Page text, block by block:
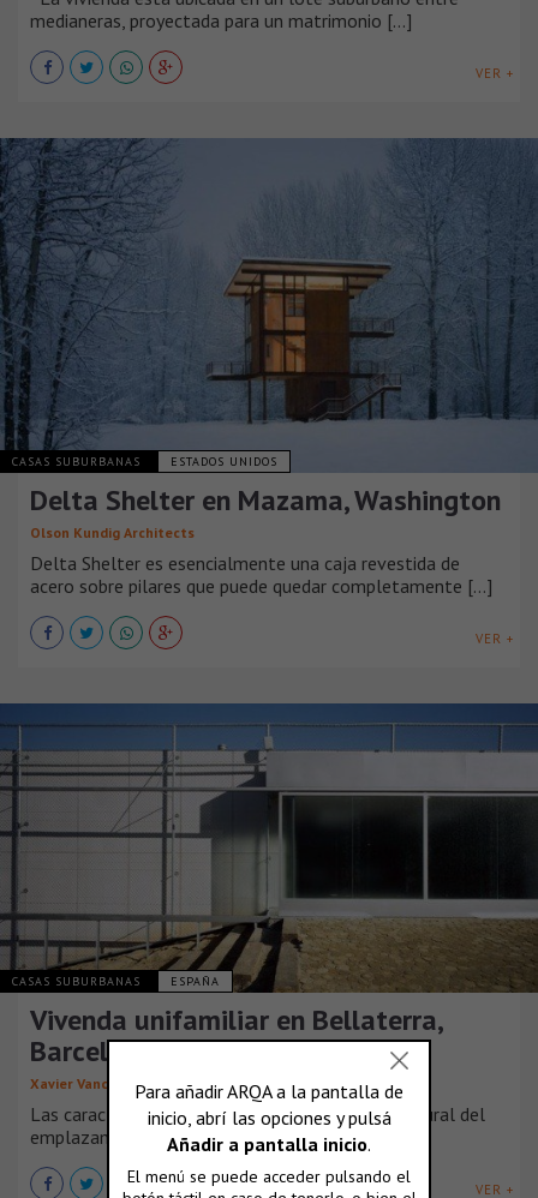
medianeras, proyectada para un matrimonio [...]
VER +
CASAS SUBURBANAS ESTADOS UNIDOS
Delta Shelter en Mazama, Washington
Olson Kundig Architects
Delta Shelter es esencialmente una caja revestida de
acero sobre pilares que puede quedar completamente [...]
VER +
CASAS SUBURBANAS ESPAÑA
Vivenda unifamiliar en Bellaterra,
Barcelona
Xavier Vancells ,Franc Fernández, Carles Puig
Las características topográficas y el entorno natural del
emplazamiento permiten a la vivenda [...]
VER +